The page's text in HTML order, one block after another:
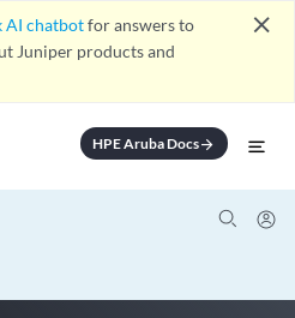
AI chatbotfor answers to
Juniper products and
close
HPE Aruba Docsarrow_forward